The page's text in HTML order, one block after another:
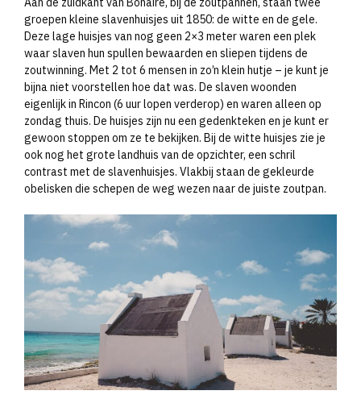
groepen kleine slavenhuisjes uit 1850: de witte en de gele.
Deze lage huisjes van nog geen 2×3 meter waren een plek
waar slaven hun spullen bewaarden en sliepen tijdens de
zoutwinning. Met 2 tot 6 mensen in zo’n klein hutje – je kunt je
bijna niet voorstellen hoe dat was. De slaven woonden
eigenlijk in Rincon (6 uur lopen verderop) en waren alleen op
zondag thuis. De huisjes zijn nu een gedenkteken en je kunt er
gewoon stoppen om ze te bekijken. Bij de witte huisjes zie je
ook nog het grote landhuis van de opzichter, een schril
contrast met de slavenhuisjes. Vlakbij staan de gekleurde
obelisken die schepen de weg wezen naar de juiste zoutpan.